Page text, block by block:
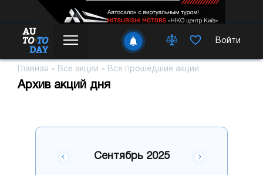
Войти
Главная » Все акции » Все прошедшие акции
Архив акций дня
Сентябрь 2025